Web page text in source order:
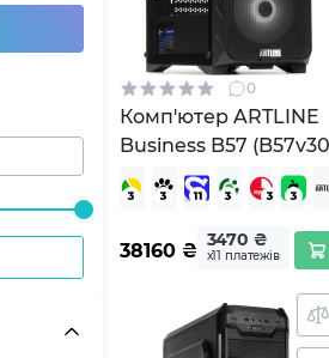
0
Комп'ютер ARTLINE
Business B57
38160₴ 3470 ₴
х11 платежів